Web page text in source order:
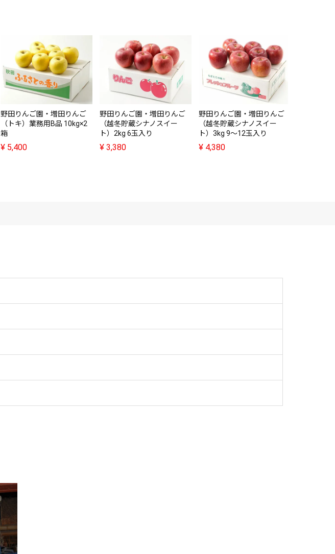
野田りんご園・増田りんご
（トキ）業務用B品 10kg×2
箱
¥ 5,400
野田りんご園・増田りんご
（越冬貯蔵シナノスイー
ト）2kg 6玉入り
¥ 3,380
野田りんご園・増田りんご
（越冬貯蔵シナノスイー
ト）3kg 9～12玉入り
¥ 4,380